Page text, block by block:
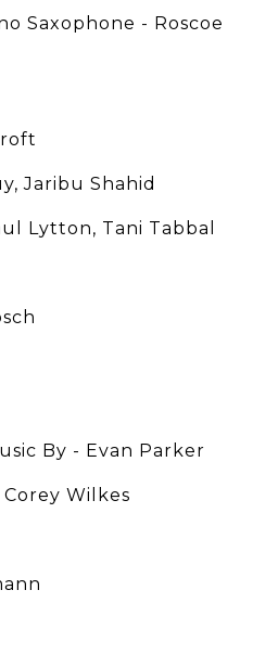
Saxophone - Roscoe
Jaribu Shahid
Lytton, Tani Tabbal
By - Evan Parker
Wilkes